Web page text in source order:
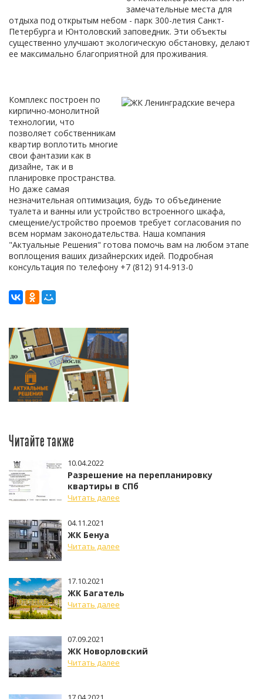
замечательные места для
отдыха под открытым небом - парк 300-летия Санкт-
Петербурга и Юнтоловский заповедник. Эти объекты
существенно улучшают экологическую обстановку, делают
ее максимально благоприятной для проживания.
Комплекс построен по
кирпично-монолитной
технологии, что
позволяет собственникам
квартир воплотить многие
свои фантазии как в
дизайне, так и в
планировке пространства.
Но даже самая
незначительная оптимизация, будь то объединение
туалета и ванны или устройство встроенного шкафа,
смещение/устройство проемов требует согласования по
всем нормам законодательства. Наша компания
"Актуальные Решения" готова помочь вам на любом этапе
воплощения ваших дизайнерских идей. Подробная
консультация по телефону +7 (812) 914-913-0
Читайте также
10.04.2022
Разрешение на перепланировку
квартиры в СПб
Читать далее
04.11.2021
ЖК Бенуа
Читать далее
17.10.2021
ЖК Багатель
Читать далее
07.09.2021
ЖК Новорловский
Читать далее